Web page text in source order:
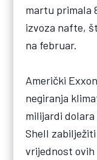
martu primala
izvoza nafte,
na februar.
Američki
negiranja
milijardi
Shell
vrijednost ovih